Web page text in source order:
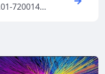
72001400